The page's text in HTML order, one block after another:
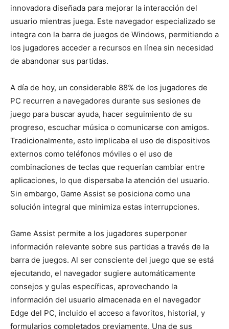
innovadora diseñada para mejorar la interacción del
usuario mientras juega. Este navegador especializado se
integra con la barra de juegos de Windows, permitiendo a
los jugadores acceder a recursos en línea sin necesidad
de abandonar sus partidas.
A día de hoy, un considerable 88% de los jugadores de
PC recurren a navegadores durante sus sesiones de
juego para buscar ayuda, hacer seguimiento de su
progreso, escuchar música o comunicarse con amigos.
Tradicionalmente, esto implicaba el uso de dispositivos
externos como teléfonos móviles o el uso de
combinaciones de teclas que requerían cambiar entre
aplicaciones, lo que dispersaba la atención del usuario.
Sin embargo, Game Assist se posiciona como una
solución integral que minimiza estas interrupciones.
Game Assist permite a los jugadores superponer
información relevante sobre sus partidas a través de la
barra de juegos. Al ser consciente del juego que se está
ejecutando, el navegador sugiere automáticamente
consejos y guías específicas, aprovechando la
información del usuario almacenada en el navegador
Edge del PC, incluido el acceso a favoritos, historial, y
formularios completados previamente. Una de sus